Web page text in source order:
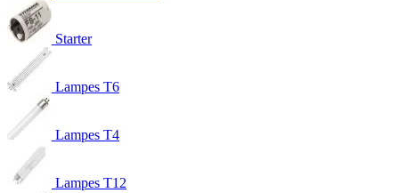
Starter
Lampes T6
Lampes T4
Lampes T12